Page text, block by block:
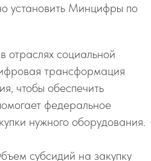
установить Минцифры по
социальной
трансформация
чтобы обеспечить
федеральное
нужного оборудования.
субсидий на закупку